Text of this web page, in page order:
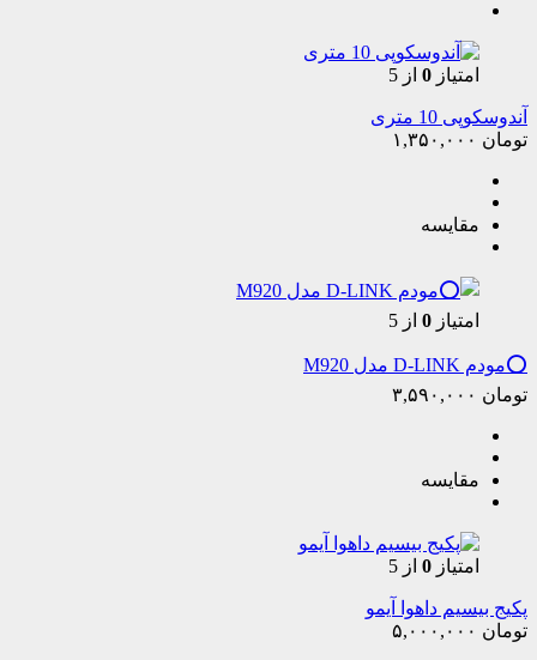
امتیاز 0 از 5
آندوسکوپی 10 متری
تومان
مقایسه
امتیاز 0 از 5
⭕️مودم D-LINK مدل M920
تومان
مقایسه
امتیاز 0 از 5
پکیج بیسیم داهوا آیمو
تومان